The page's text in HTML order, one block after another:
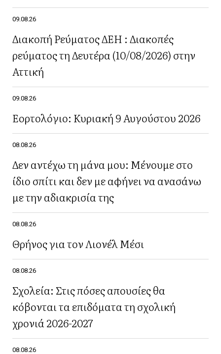
09.08.26
Διακοπή Ρεύματος ΔΕΗ : Διακοπές
ρεύματος τη Δευτέρα (10/08/2026) στην
Αττική
09.08.26
Εορτολόγιο: Κυριακή 9 Αυγούστου 2026
08.08.26
Δεν αντέχω τη μάνα μου: Μένουμε στο
ίδιο σπίτι και δεν με αφήνει να ανασάνω
με την αδιακρισία της
08.08.26
Θρήνος για τον Λιονέλ Μέσι
08.08.26
Σχολεία: Στις πόσες απουσίες θα
κόβονται τα επιδόματα τη σχολική
χρονιά 2026-2027
08.08.26